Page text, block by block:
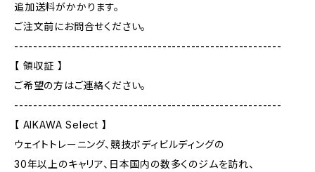
追加送料がかかります。
ご注文前にお問合せください。
--------------------------------------------------------
【 領収証 】
ご希望の方はご連絡ください。
--------------------------------------------------------
【 AIKAWA Select 】
ウェイトトレーニング、競技ボディビルディングの
30年以上のキャリア、日本国内の数多くのジムを訪れ、